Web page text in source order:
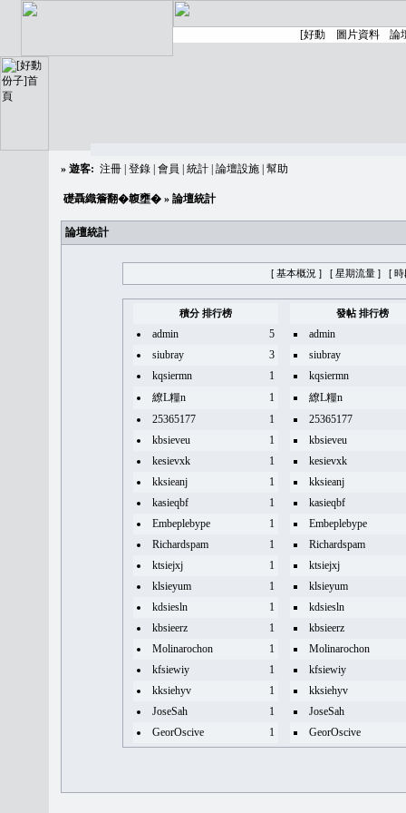
» 遊客: 注冊 登錄 會員 統計 論壇設施 幫助
礎聶織簷翻�䪖壅� » 論壇統計
論壇統計
[ 基本概況 ] [ 星期流量 ] [ 時
積分 排行榜 發帖 排行榜
admin 5
admin
siubray
3
siubray
kqsiermn
1
kqsiermn
繚L糧n
1
繚L糧n
25365177
1
25365177
kbsieveu
1
kbsieveu
kesievxk
1
kesievxk
kksieanj
1
kksieanj
kasieqbf
1
kasieqbf
Embeplebype
1
Embeplebype
Richardspam
1
Richardspam
ktsiejxj
1
ktsiejxj
klsieyum
1
klsieyum
kdsiesln
1
kdsiesln
kbsieerz
1
kbsieerz
Molinarochon
1
Molinarochon
kfsiewiy
1
kfsiewiy
kksiehyv
1
kksiehyv
JoseSah
1
JoseSah
GeorOscive
1 GeorOscive